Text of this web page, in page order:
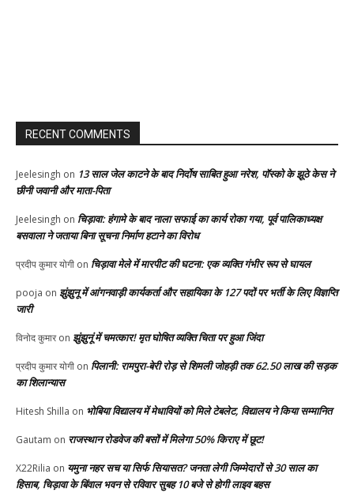
RECENT COMMENTS
Jeelesingh on 13 साल जेल काटने के बाद निर्दोष साबित हुआ नरेश, पॉस्को के झूठे केस ने
छीनी जवानी और माता-पिता
Jeelesingh on चिड़ावा: हंगामे के बाद नाला सफाई का कार्य रोका गया, पूर्व पालिकाध्यक्ष
बसवाला ने जताया बिना सूचना निर्माण हटाने का विरोध
प्रदीप कुमार योगी on चिड़ावा मेले में मारपीट की घटना: एक व्यक्ति गंभीर रूप से घायल
pooja on झुंझुनू में आंगनवाड़ी कार्यकर्ता और सहायिका के 127 पदों पर भर्ती के लिए विज्ञप्ति
जारी
विनोद कुमारon झुंझुनूं में चमत्कार! मृत घोषित व्यक्ति चिता पर हुआ जिंदा
प्रदीप कुमार योगी on पिलानी: रामपुरा-बेरी रोड़ से शिमली जोहड़ी तक 62.50 लाख की सड़क
का शिलान्यास
Hitesh Shilla on भोबिया विद्यालय में मेधावियों को मिले टेबलेट, विद्यालय ने किया सम्मानित
Gautam on राजस्थान रोडवेज की बसों में मिलेगा 50% किराए में छूट!
X22Rilia on यमुना नहर सच या सिर्फ सियासत? जनता लेगी जिम्मेदारों से 30 साल का
हिसाब, चिड़ावा के बिंवाल भवन से रविवार सुबह 10 बजे से होगी लाइव बहस